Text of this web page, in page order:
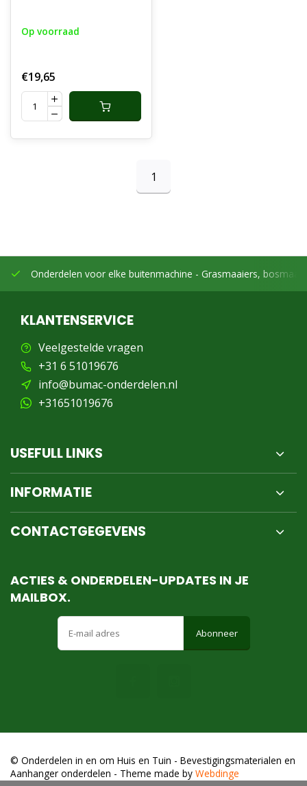
Huishoudelijk
Riem
Op voorraad
€19,65
1
Onderdelen voor elke buitenmachine - Grasmaaiers,
KLANTENSERVICE
Veelgestelde vragen
+31 6 51019676
info@bumac-onderdelen.nl
+31651019676
USEFULL LINKS
INFORMATIE
CONTACTGEGEVENS
ACTIES & ONDERDELEN-UPDATES IN JE
MAILBOX.
Abonneer
© Onderdelen in en om Huis en Tuin - Bevestigingsmaterialen en
Aanhanger onderdelen - Theme made by Webdinge